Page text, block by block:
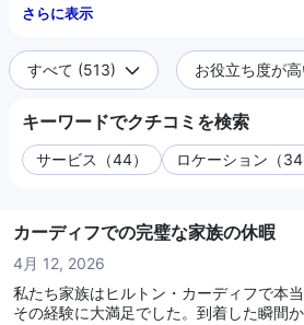
さらに表示
すべて (513) お役立ち度が
キーワードでクチコミを検索
サービス（44） ロケーション（34
カーディフでの完璧な家族の休暇
4月 12, 2026
私たち家族はヒルトン・カーディフで本
その経験に大満足でした。到着した瞬間